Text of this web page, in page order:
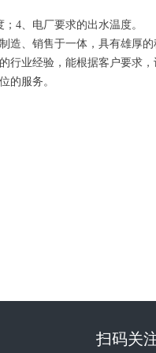
4、电厂要求的出水温度。
、销售于一体，具有雄厚的
行业经验，能根据客户要求
的服务。
扫码关